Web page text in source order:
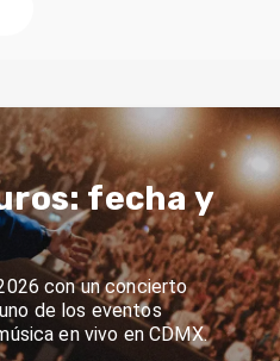
fecha y
con un concierto
de los eventos
en vivo en CDMX.